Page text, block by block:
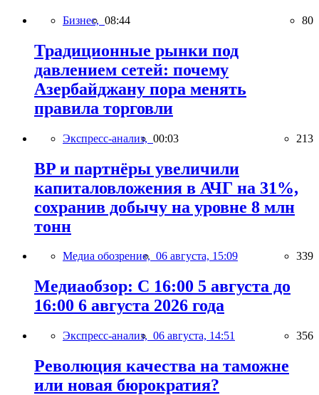
Бизнес, 08:44 80
Традиционные рынки под
давлением сетей: почему
Азербайджану пора менять
правила торговли
Экспресс-анализ, 00:03 213
BP и партнёры увеличили
капиталовложения в АЧГ на 31%,
сохранив добычу на уровне 8 млн
тонн
Медиа обозрение, 06 августа, 15:09 339
Медиаобзор: С 16:00 5 августа до
16:00 6 августа 2026 года
Экспресс-анализ, 06 августа, 14:51 356
Революция качества на таможне
или новая бюрократия?